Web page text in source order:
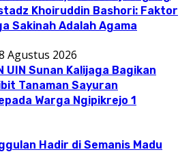
Khoiruddin Bashori: Faktor
Sakinah Adalah Agama
Agustus 2026
UIN Sunan Kalijaga Bagikan
Tanaman Sayuran
Warga Ngipikrejo 1
Hadir di Semanis Madu